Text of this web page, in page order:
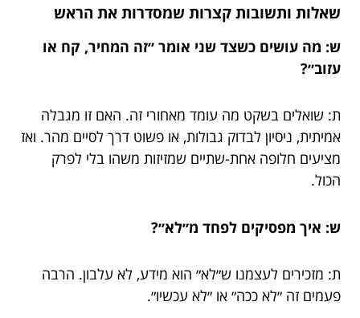
שאלות ותשובות קצרות שמסדרות את הראש
ש: מה עושים כשצד שני אומר ״זה המחיר, קח או
עזוב״?
ת: שואלים בשקט מה עומד מאחורי זה. האם זו מגבלה
אמיתית, ניסיון לבדוק גבולות, או פשוט דרך לסיים מהר. ואז
מציעים חלופה אחת-שתיים שמזיזות משהו בלי לפרק
הכול.
ש: איך מפסיקים לפחד מ״לא״?
ת: מזכירים לעצמנו ש״לא״ הוא מידע, לא עלבון. הרבה
פעמים זה ״לא ככה״ או ״לא עכשיו״.